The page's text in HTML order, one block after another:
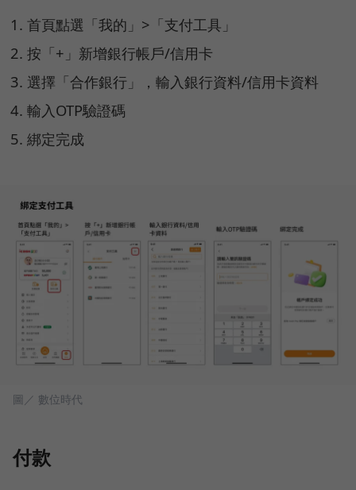
首頁點選「我的」>「支付工具」
按「+」新增銀行帳戶/信用卡
選擇「合作銀行」，輸入銀行資料/信用卡資料
輸入OTP驗證碼
綁定完成
圖／ 數位時代
付款